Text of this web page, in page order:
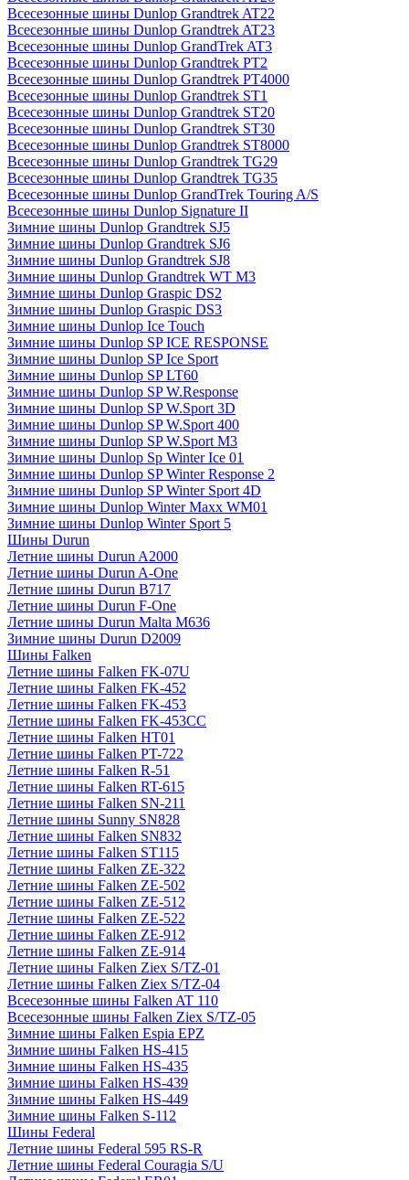
Всесезонные шины Dunlop Grandtrek AT22
Всесезонные шины Dunlop Grandtrek AT23
Всесезонные шины Dunlop GrandTrek AT3
Всесезонные шины Dunlop Grandtrek PT2
Всесезонные шины Dunlop Grandtrek PT4000
Всесезонные шины Dunlop Grandtrek ST1
Всесезонные шины Dunlop Grandtrek ST20
Всесезонные шины Dunlop Grandtrek ST30
Всесезонные шины Dunlop Grandtrek ST8000
Всесезонные шины Dunlop Grandtrek TG29
Всесезонные шины Dunlop Grandtrek TG35
Всесезонные шины Dunlop GrandTrek Touring A/S
Всесезонные шины Dunlop Signature II
Зимние шины Dunlop Grandtrek SJ5
Зимние шины Dunlop Grandtrek SJ6
Зимние шины Dunlop Grandtrek SJ8
Зимние шины Dunlop Grandtrek WT M3
Зимние шины Dunlop Graspic DS2
Зимние шины Dunlop Graspic DS3
Зимние шины Dunlop Ice Touch
Зимние шины Dunlop SP ICE RESPONSE
Зимние шины Dunlop SP Ice Sport
Зимние шины Dunlop SP LT60
Зимние шины Dunlop SP W.Response
Зимние шины Dunlop SP W.Sport 3D
Зимние шины Dunlop SP W.Sport 400
Зимние шины Dunlop SP W.Sport M3
Зимние шины Dunlop Sp Winter Ice 01
Зимние шины Dunlop SP Winter Response 2
Зимние шины Dunlop SP Winter Sport 4D
Зимние шины Dunlop Winter Maxx WM01
Зимние шины Dunlop Winter Sport 5
Шины Durun
Летние шины Durun A2000
Летние шины Durun A-One
Летние шины Durun B717
Летние шины Durun F-One
Летние шины Durun Malta M636
Зимние шины Durun D2009
Шины Falken
Летние шины Falken FK-07U
Летние шины Falken FK-452
Летние шины Falken FK-453
Летние шины Falken FK-453CC
Летние шины Falken HT01
Летние шины Falken PT-722
Летние шины Falken R-51
Летние шины Falken RT-615
Летние шины Falken SN-211
Летние шины Sunny SN828
Летние шины Falken SN832
Летние шины Falken ST115
Летние шины Falken ZE-322
Летние шины Falken ZE-502
Летние шины Falken ZE-512
Летние шины Falken ZE-522
Летние шины Falken ZE-912
Летние шины Falken ZE-914
Летние шины Falken Ziex S/TZ-01
Летние шины Falken Ziex S/TZ-04
Всесезонные шины Falken AT 110
Всесезонные шины Falken Ziex S/TZ-05
Зимние шины Falken Espia EPZ
Зимние шины Falken HS-415
Зимние шины Falken HS-435
Зимние шины Falken HS-439
Зимние шины Falken HS-449
Зимние шины Falken S-112
Шины Federal
Летние шины Federal 595 RS-R
Летние шины Federal Couragia S/U